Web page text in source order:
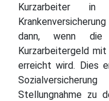
Kurzarbeiter in
dann, wenn die
Kurzarbeitergeld
erreicht wird. Dies
Stellungnahme zu